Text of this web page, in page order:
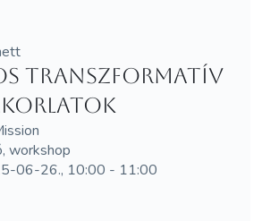
Transzformatív
workshop
06-26., 10:00 - 11:00